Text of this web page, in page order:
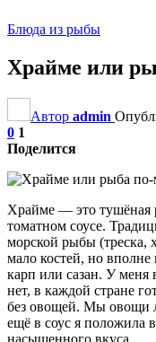
Блюда из рыбы
Храйме или
Автор admin
0 1
Поделится
Храйме — это тушёная
томатном соусе.
морской рыбы (треска,
мало костей, но
карп или сазан. У меня
нет, в каждой стране
без овощей. Мы овощи
ещё в соус я положила
насыщенного вкуса.